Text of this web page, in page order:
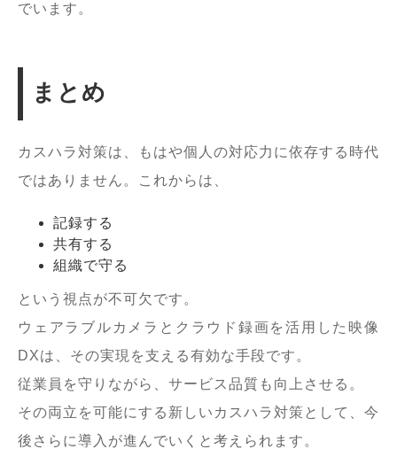
でいます。
まとめ
カスハラ対策は、もはや個人の対応力に依存する時代
ではありません。これからは、
記録する
共有する
組織で守る
という視点が不可欠です。
ウェアラブルカメラとクラウド録画を活用した映像
DXは、その実現を支える有効な手段です。
従業員を守りながら、サービス品質も向上させる。
その両立を可能にする新しいカスハラ対策として、今
後さらに導入が進んでいくと考えられます。